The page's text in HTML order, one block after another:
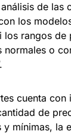
de las
los
los rangos de
normales o
cuenta con
de
y mínimas, la